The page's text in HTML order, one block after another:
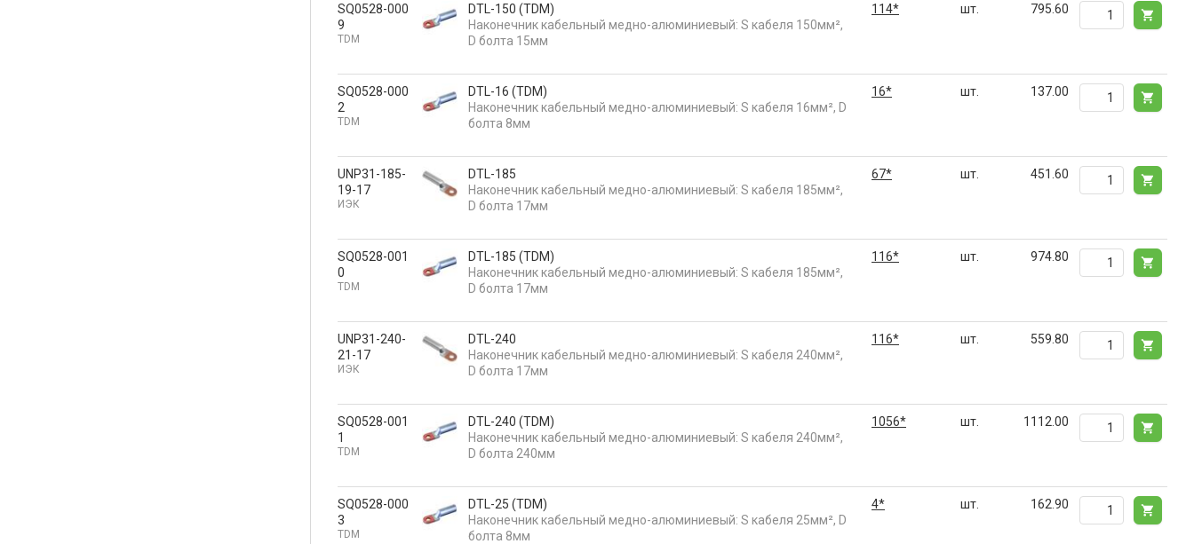
SQ0528-000
9
TDM
DTL-150 (TDM)
Наконечник кабельный медно-алюминиевый: S кабеля 150мм²,
D болта 15мм
114* шт. 795.60
SQ0528-000
2
TDM
DTL-16 (TDM)
Наконечник кабельный медно-алюминиевый: S кабеля 16мм², D
болта 8мм
16* шт. 137.00
UNP31-185-
19-17
ИЭК
DTL-185
Наконечник кабельный медно-алюминиевый: S кабеля 185мм²,
D болта 17мм
67* шт. 451.60
SQ0528-001
0
TDM
DTL-185 (TDM)
Наконечник кабельный медно-алюминиевый: S кабеля 185мм²,
D болта 17мм
116* шт. 974.80
UNP31-240-
21-17
ИЭК
DTL-240
Наконечник кабельный медно-алюминиевый: S кабеля 240мм²,
D болта 17мм
116* шт. 559.80
SQ0528-001
1
TDM
DTL-240 (TDM)
Наконечник кабельный медно-алюминиевый: S кабеля 240мм²,
D болта 240мм
1056* шт. 1112.00
SQ0528-000
3
TDM
DTL-25 (TDM)
Наконечник кабельный медно-алюминиевый: S кабеля 25мм², D
болта 8мм
4* шт. 162.90